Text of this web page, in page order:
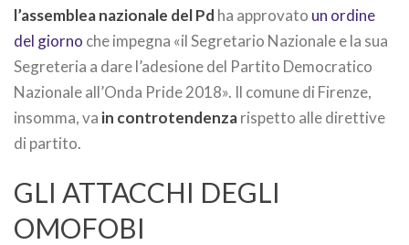
l’assemblea nazionale del Pd ha approvato un ordine
del giorno che impegna «il Segretario Nazionale e la sua
Segreteria a dare l’adesione del Partito Democratico
Nazionale all’Onda Pride 2018». Il comune di Firenze,
insomma, va in controtendenzarispetto alle direttive
di partito.
GLI ATTACCHI DEGLI
OMOFOBI